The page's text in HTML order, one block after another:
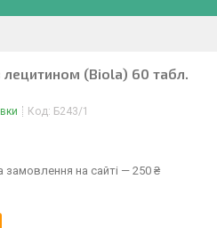
лецитином (Biola) 60 табл.
Код: Б243/1
замовлення на сайті — 250 ₴